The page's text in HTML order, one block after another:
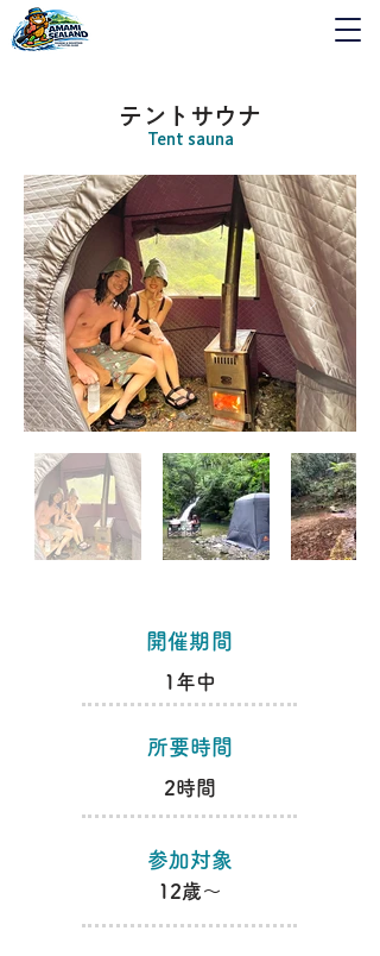
テントサウナ
Tent sauna
​開催期間
1年中
​所要時間
2時間
​参加対象
​12歳～